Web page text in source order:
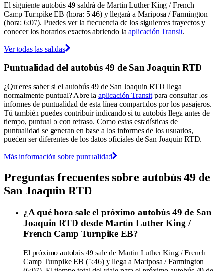
El siguiente autobús 49 saldrá de Martin Luther King / French
Camp Turnpike EB (hora: 5:46) y llegará a Mariposa / Farmington
(hora: 6:07). Puedes ver la frecuencia de los siguientes trayectos y
conocer los horarios exactos abriendo la aplicación Transit.
Ver todas las salidas
Puntualidad del autobús 49 de San Joaquin RTD
¿Quieres saber si el autobús 49 de San Joaquin RTD llega
normalmente puntual? Abre la aplicación Transit para consultar los
informes de puntualidad de esta línea compartidos por los pasajeros.
Tú también puedes contribuir indicando si tu autobús llega antes de
tiempo, puntual o con retraso. Como estas estadísticas de
puntualidad se generan en base a los informes de los usuarios,
pueden ser diferentes de los datos oficiales de San Joaquin RTD.
Más información sobre puntualidad
Preguntas frecuentes sobre autobús 49 de
San Joaquin RTD
¿A qué hora sale el próximo autobús 49 de San
Joaquin RTD desde Martin Luther King /
French Camp Turnpike EB?
El próximo autobús 49 sale de Martin Luther King / French
Camp Turnpike EB (5:46) y llega a Mariposa / Farmington